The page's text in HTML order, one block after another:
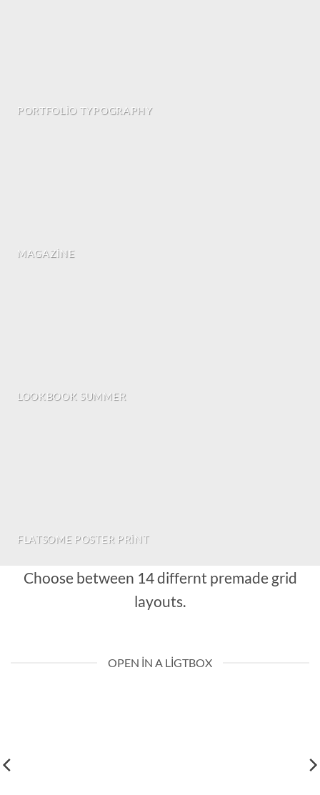
PORTFOLIO TYPOGRAPHY
MAGAZINE
LOOKBOOK SUMMER
FLATSOME POSTER PRINT
Choose between 14 differnt premade grid
layouts.
OPEN IN A LIGTBOX